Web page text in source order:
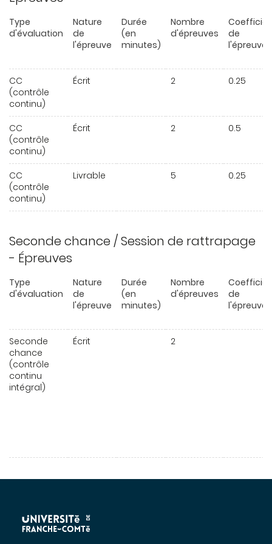
Type
d'évaluation
Nature
de
l'épreuve
Durée
(en
minutes)
Nombre
d'épreuves
de
l'épreuve
CC
(contrôle
continu)
Écrit 2 0.25
CC
(contrôle
continu)
Écrit 2 0.5
CC
(contrôle
continu)
Livrable 5 0.25
Seconde chance / Session de rattrapage
- Épreuves
Type
d'évaluation
Nature
de
l'épreuve
Durée
(en
minutes)
Nombre
d'épreuves
de
l'épreuve
Seconde
chance
(contrôle
continu
intégral)
Écrit 2